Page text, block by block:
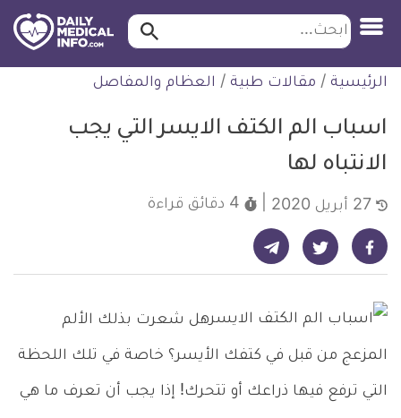
التخطي
للمحتوى
طبية
ابحث ابحث…
الرئيسية / مقالات طبية / العظام والمفاصل
اسباب الم الكتف الايسر التي يجب
الانتباه لها
4 دقائق قراءة
شارك على فيسبوك - ديلي ميديكال انفو شارك على تويتر - ديلي ميديكال انفو شارك على تيليجرام - ديلي ميديكال انفو
هل شعرت بذلك الألم
المزعج من قبل في كتفك الأيسر؟ خاصة في تلك اللحظة
التي ترفع فيها ذراعك أو تتحرك! إذا يجب أن تعرف ما هي